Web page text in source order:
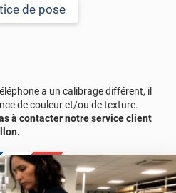
de faire une demande
de pose
a un calibrage différent, il
de couleur et/ou de texture.
à contacter notre service client